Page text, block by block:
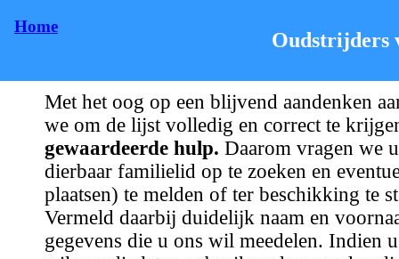
Home
Oudstrijders
Met het oog op een blijvend aandenken
we om de lijst volledig en correct te
gewaardeerde hulp. Daarom vragen we
dierbaar familielid op te zoeken en
plaatsen) te melden of ter beschikking te
Vermeld daarbij duidelijk naam en
gegevens die u ons wil meedelen. Indien